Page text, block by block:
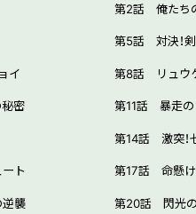
第2話 俺たち
第5話 対決！
イ 第8話 リュウ
密 第11話 暴走の
第14話 激突！
ト 第17話 命懸け
襲 第20話 閃光の